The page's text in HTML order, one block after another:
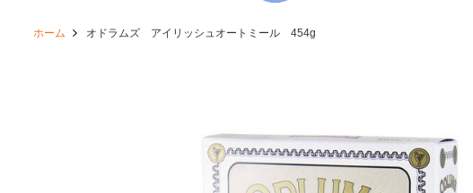
ホーム オドラムズ アイリッシュオートミール 454g